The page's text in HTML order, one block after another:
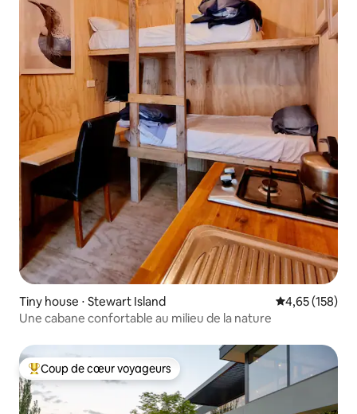
Tiny house ⋅ Stewart Island Évaluation
4,65 (158)
Une cabane confortable au milieu de la nature
Coups de cœur voyageurs les plus appréciés
Coup de cœur voyageurs